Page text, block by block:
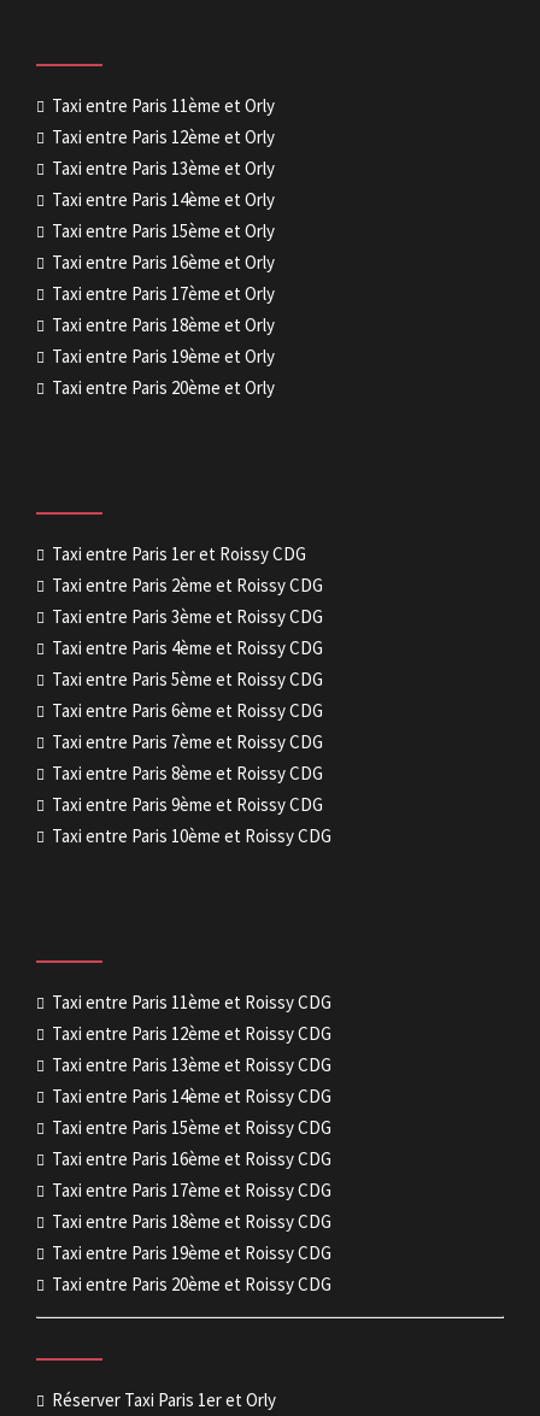
Taxi entre Paris 11ème et Orly
Taxi entre Paris 12ème et Orly
Taxi entre Paris 13ème et Orly
Taxi entre Paris 14ème et Orly
Taxi entre Paris 15ème et Orly
Taxi entre Paris 16ème et Orly
Taxi entre Paris 17ème et Orly
Taxi entre Paris 18ème et Orly
Taxi entre Paris 19ème et Orly
Taxi entre Paris 20ème et Orly
Taxi entre Paris 1er et Roissy CDG
Taxi entre Paris 2ème et Roissy CDG
Taxi entre Paris 3ème et Roissy CDG
Taxi entre Paris 4ème et Roissy CDG
Taxi entre Paris 5ème et Roissy CDG
Taxi entre Paris 6ème et Roissy CDG
Taxi entre Paris 7ème et Roissy CDG
Taxi entre Paris 8ème et Roissy CDG
Taxi entre Paris 9ème et Roissy CDG
Taxi entre Paris 10ème et Roissy CDG
Taxi entre Paris 11ème et Roissy CDG
Taxi entre Paris 12ème et Roissy CDG
Taxi entre Paris 13ème et Roissy CDG
Taxi entre Paris 14ème et Roissy CDG
Taxi entre Paris 15ème et Roissy CDG
Taxi entre Paris 16ème et Roissy CDG
Taxi entre Paris 17ème et Roissy CDG
Taxi entre Paris 18ème et Roissy CDG
Taxi entre Paris 19ème et Roissy CDG
Taxi entre Paris 20ème et Roissy CDG
Réserver Taxi Paris 1er et Orly